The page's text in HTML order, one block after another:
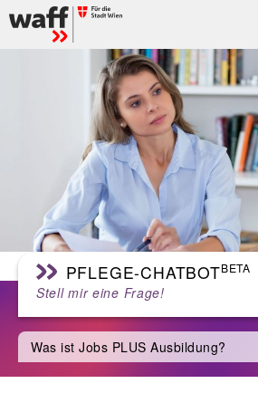
PFLEGE-CHATBOTBETA
Stell mir eine Frage!
Was ist Jobs PLUS Ausbildung?